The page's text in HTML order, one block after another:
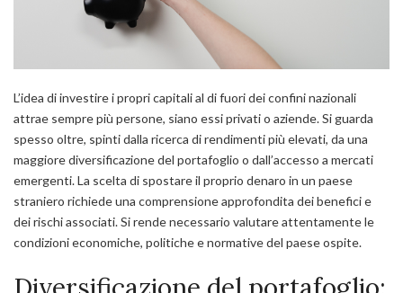
L’idea di investire i propri capitali al di fuori dei confini nazionali
attrae sempre più persone, siano essi privati o aziende. Si guarda
spesso oltre, spinti dalla ricerca di rendimenti più elevati, da una
maggiore diversificazione del portafoglio o dall’accesso a mercati
emergenti. La scelta di spostare il proprio denaro in un paese
straniero richiede una comprensione approfondita dei benefici e
dei rischi associati. Si rende necessario valutare attentamente le
condizioni economiche, politiche e normative del paese ospite.